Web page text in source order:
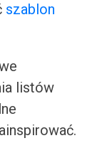
szablon
listów